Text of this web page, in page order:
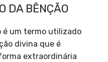
DA BÊNÇÃO
é um termo utilizado
divina que é
extraordinária